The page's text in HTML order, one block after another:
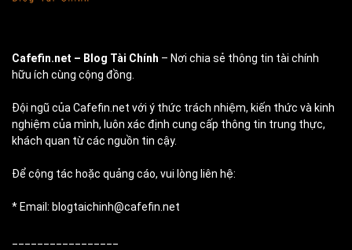
Cafefin.net – Blog Tài Chính – Nơi chia sẻ thông tin tài chính
hữu ích cùng cộng đồng.
Đội ngũ của Cafefin.net với ý thức trách nhiệm, kiến thức và kinh
nghiệm của mình, luôn xác định cung cấp thông tin trung thực,
khách quan từ các nguồn tin cậy.
Để cộng tác hoặc quảng cáo, vui lòng liên hệ:
* Email: blogtaichinh@cafefin.net